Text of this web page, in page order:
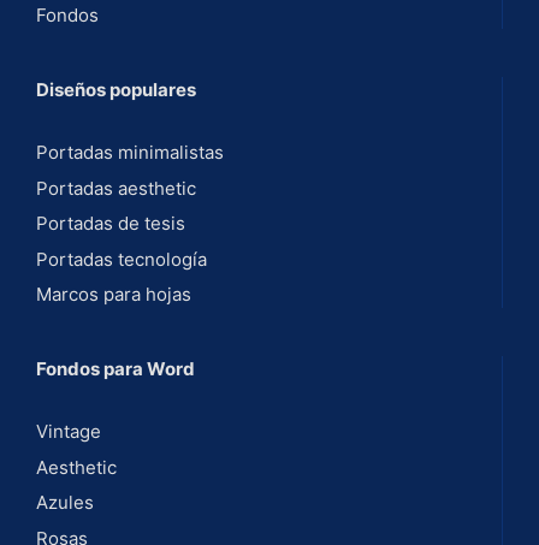
:
Fondos
Diseños populares
Portadas minimalistas
Portadas aesthetic
Portadas de tesis
Portadas tecnología
Marcos para hojas
Fondos para Word
Vintage
Aesthetic
Azules
Rosas